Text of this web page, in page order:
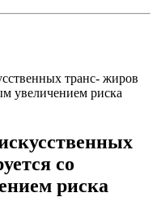
транс- жиров
увеличением риска
со
риска